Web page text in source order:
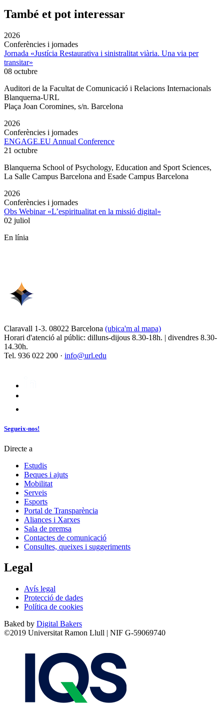
També et pot interessar
2026
Conferències i jornades
Jornada «Justícia Restaurativa i sinistralitat viària. Una via per
transitar»
08 octubre
Auditori de la Facultat de Comunicació i Relacions Internacionals
Blanquerna-URL
Plaça Joan Coromines, s/n. Barcelona
2026
Conferències i jornades
ENGAGE.EU Annual Conference
21 octubre
Blanquerna School of Psychology, Education and Sport Sciences,
La Salle Campus Barcelona and Esade Campus Barcelona
2026
Conferències i jornades
Obs Webinar «L’espiritualitat en la missió digital»
02 juliol
En línia
Claravall 1-3. 08022 Barcelona (ubica'm al mapa)
Horari d'atenció al públic: dilluns-dijous 8.30-18h. | divendres 8.30-
14.30h.
Tel. 936 022 200 · info@url.edu
Segueix-nos!
Directe a
Estudis
Beques i ajuts
Mobilitat
Serveis
Esports
Portal de Transparència
Aliances i Xarxes
Sala de premsa
Contactes de comunicació
Consultes, queixes i suggeriments
Legal
Avís legal
Protecció de dades
Política de cookies
Baked by Digital Bakers
©2019 Universitat Ramon Llull | NIF G-59069740